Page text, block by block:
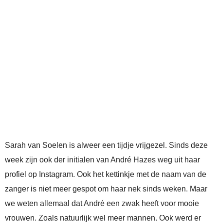
Sarah van Soelen is alweer een tijdje vrijgezel. Sinds deze
week zijn ook der initialen van André Hazes weg uit haar
profiel op Instagram. Ook het kettinkje met de naam van de
zanger is niet meer gespot om haar nek sinds weken. Maar
we weten allemaal dat André een zwak heeft voor mooie
vrouwen. Zoals natuurlijk wel meer mannen. Ook werd er